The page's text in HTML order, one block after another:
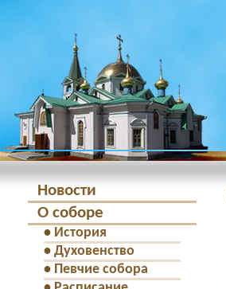
Новости
О соборе
• История
• Духовенство
• Певчие собора